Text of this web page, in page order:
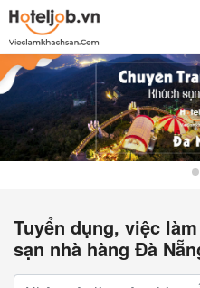
Tuyển dụng, việc
sạn nhà hàng Đà